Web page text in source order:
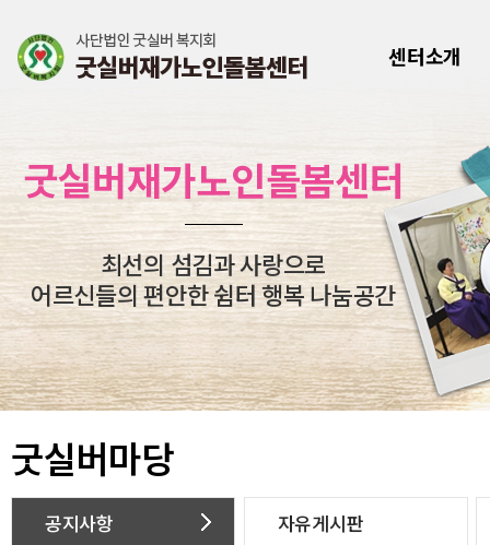
센터소개
굿실버재가노인돌봄센터
최선의 섬김과 사랑으로
어르신들의 편안한 쉼터 행복 나눔공간
굿실버마당
공지사항 자유게시판